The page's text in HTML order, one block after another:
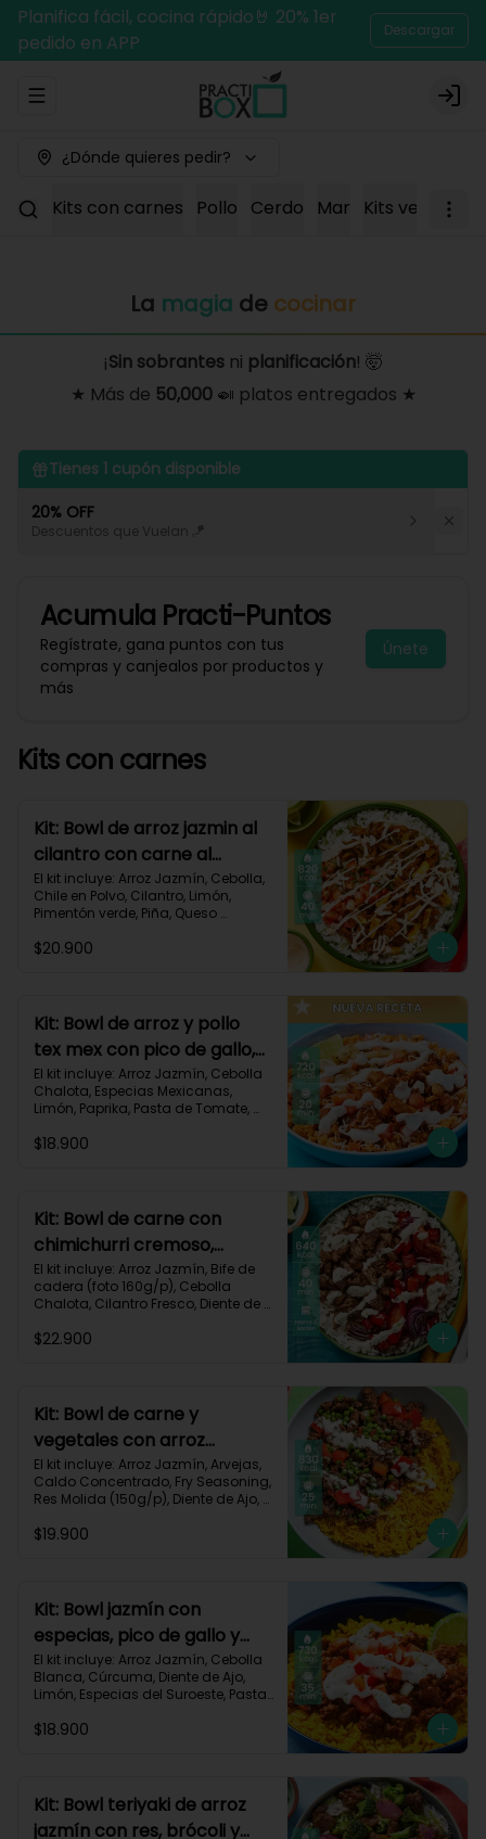
Planifica fácil, cocina rápido🤘 20% 1er
pedido en APP
Descargar
Abrir menu de navegación Login
¿Dónde quieres pedir?
Kits con carnes Pollo Cerdo Mar Kits
La magia de cocinar
¡Sin sobrantes ni planificación! 🤯
★ Más de 50,000🍛 platos entregados ★
Tienes 1 cupón disponible
20% OFF
Descuentos que Vuelan 🪁
Acumula Practi-Puntos
Regístrate, gana puntos con tus
compras y canjealos por productos y
más
Únete
Kits con carnes
Kit: Bowl de arroz jazmin al
cilantro con carne al
pastor y pico de gallo-84
El kit incluye: Arroz Jazmín, Cebolla,
Chile en Polvo, Cilantro, Limón,
Pimentón verde, Piña, Queso
(150g/p), Sour Cream, Tomate,
Grasas 46g | Proteínas 30g
$20.900
Kit: Bowl de arroz y pollo
tex mex con pico de gallo,
queso y sour cream-147
El kit incluye: Arroz Jazmín, Cebolla
Chalota, Especias Mexicanas,
Limón, Paprika, Pasta de Tomate,
Sour Cream, Tomate, Receta
Grasas 25g | Proteínas 41g
$18.900
Kit: Bowl de carne con
chimichurri cremoso,
pimentón y tomate-115
El kit incluye: Arroz Jazmín, Bife de
cadera (foto 160g/p), Cebolla
Chalota, Cilantro Fresco, Diente de
Suroeste, Pimentón Rojo, Sour
Proteínas 44g
$22.900
Kit: Bowl de carne y
vegetales con arroz
dorado-94
El kit incluye: Arroz Jazmín, Arvejas,
Caldo Concentrado, Fry Seasoning,
Res Molida (150g/p), Diente de Ajo,
Rojo, Receta Impresa.
$19.900
Kit: Bowl jazmín con
especias, pico de gallo y
crema de limón-82
El kit incluye: Arroz Jazmín, Cebolla
Blanca, Cúrcuma, Diente de Ajo,
Limón, Especias del Suroeste, Pasta
Sour Cream, Tomate, Receta
Grasas 32g | Proteínas 28g
$18.900
Kit: Bowl teriyaki de arroz
jazmín con res, brócoli y